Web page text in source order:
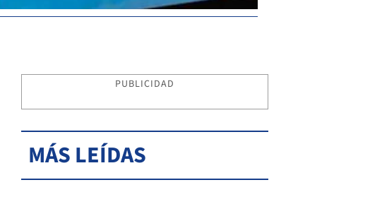
PUBLICIDAD
MÁS LEÍDAS